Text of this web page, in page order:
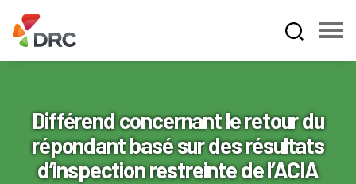
Dispute
Resolution
Corporation
Différend concernant le retour du
répondant basé sur des résultats
d’inspection restreinte de l’ACIA